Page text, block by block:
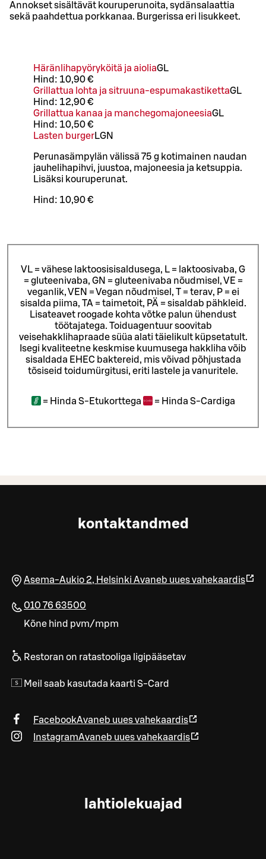
Annokset sisältävät kouruperunoita, sydänsalaattia
sekä paahdettua porkkanaa. Burgerissa eri lisukkeet.
Häränlihapyöryköitä ja aioliaGL
Hind: 10,90 €
Grillattua lohta ja sitruuna-espumakastikettaGL
Hind: 12,90 €
Grillattua kanaa ja manchegomajoneesiaGL
Hind: 10,50 €
Lasten burgerLGN
Perunasämpylän välissä 75 g kotimainen naudan
jauhelihapihvi, juustoa, majoneesia ja ketsuppia.
Lisäksi kouruperunat.
Hind: 10,90 €
VL = vähese laktoosisisaldusega, L = laktoosivaba, G
= gluteenivaba, GN = gluteenivaba nõudmisel, VE =
veganlik, VEN = Vegan nõudmisel, T = terav, P = ei
sisalda piima, TA = taimetoit, PÄ = sisaldab pähkleid.
Lisateavet roogade kohta võtke palun ühendust
töötajatega. Toiduagentuur soovitab
veisehakklihapraade süüa alati täielikult küpsetatult.
Isegi kvaliteetne keskmise kuumusega hakkliha võib
sisaldada EHEC baktereid, mis võivad põhjustada
tõsiseid toidumürgitusi, eriti lastele ja vanuritele.
= Hinda S-Etukorttega = Hinda S-Cardiga
kontaktandmed
Asema-Aukio 2, Helsinki Avaneb uues vahekaardis
010 76 63500
Kõne hind pvm/mpm
Restoran on ratastooliga ligipääsetav
Meil saab kasutada kaarti S-Card
FacebookAvaneb uues vahekaardis
InstagramAvaneb uues vahekaardis
lahtiolekuajad